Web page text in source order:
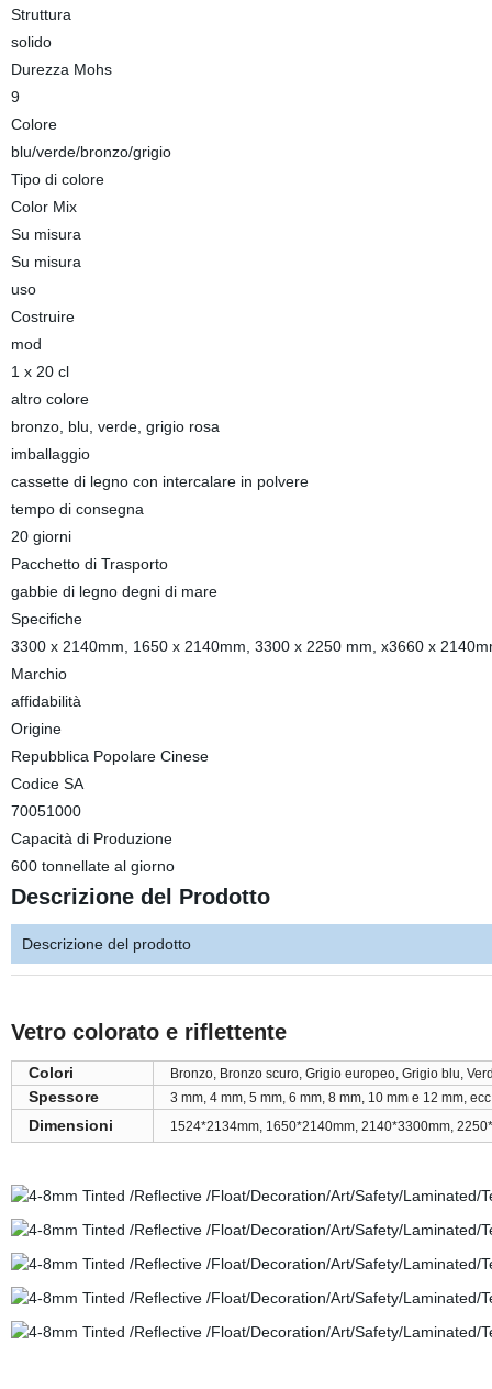
Struttura
solido
Durezza Mohs
9
Colore
blu/verde/bronzo/grigio
Tipo di colore
Color Mix
Su misura
Su misura
uso
Costruire
mod
1 x 20 cl
altro colore
bronzo, blu, verde, grigio rosa
imballaggio
cassette di legno con intercalare in polvere
tempo di consegna
20 giorni
Pacchetto di Trasporto
gabbie di legno degni di mare
Specifiche
3300 x 2140mm, 1650 x 2140mm, 3300 x 2250 mm, x3660 x
Marchio
affidabilità
Origine
Repubblica Popolare Cinese
Codice SA
70051000
Capacità di Produzione
600 tonnellate al giorno
Descrizione del Prodotto
Descrizione del prodotto
Vetro colorato e riflettente
Colori Bronzo, Bronzo scuro, Grigio europeo, Grigio blu,
Spessore 3 mm, 4 mm, 5 mm, 6 mm, 8 mm, 10 mm e 12 mm,
Dimensioni 1524*2134mm, 1650*2140mm, 2140*3300mm,